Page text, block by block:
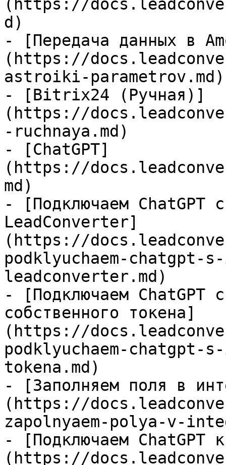
(https://
d)
- [Передача данных в
(https://
astroiki-parametrov.md)
- [Bitrix24 (Ручная)]
(https://
-ruchnaya.md)
- [ChatGPT]
(https://
md)
- [Подключаем ChatGPT
LeadConverter]
(https://
podklyuchaem-chatgpt-
leadconverter.md)
- [Подключаем ChatGPT
собственного токена]
(https://
podklyuchaem-chatgpt-
tokena.md)
- [Заполняем поля в
(https://
zapolnyaem-polya-v-
- [Подключаем ChatGPT
(https://